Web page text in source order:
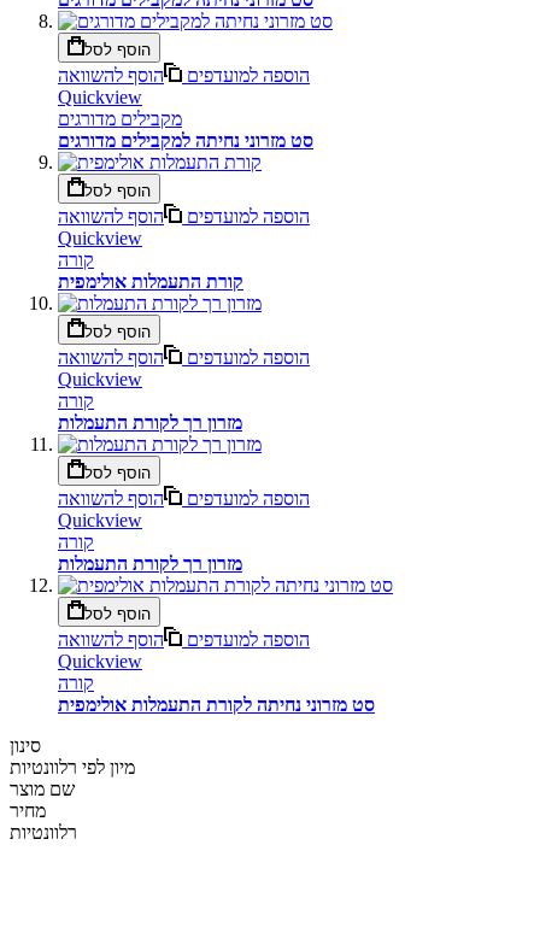
הוסף לסל
הוספה למועדפים
הוסף להשוואה
Quickview
מקבילים מדורגים
סט מזרוני נחיתה למקבילים מדורגים
הוסף לסל
הוספה למועדפים
הוסף להשוואה
Quickview
קורה
קורת התעמלות אולימפית
הוסף לסל
הוספה למועדפים
הוסף להשוואה
Quickview
קורה
מזרון רך לקורת התעמלות
הוסף לסל
הוספה למועדפים
הוסף להשוואה
Quickview
קורה
מזרון רך לקורת התעמלות
הוסף לסל
הוספה למועדפים
הוסף להשוואה
Quickview
קורה
סט מזרוני נחיתה לקורת התעמלות אולימפית
סינון
מיון לפי רלוונטיות
שם מוצר
מחיר
רלוונטיות